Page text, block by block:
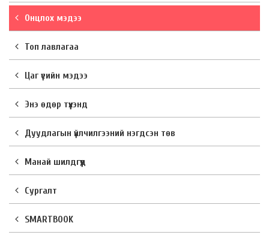
Онцлох мэдээ
Топ лавлагаа
Цаг үеийн мэдээ
Энэ өдөр түүхэнд
Дуудлагын үйлчилгээний нэгдсэн төв
Манай шилдгүүд
Сургалт
SMARTBOOK